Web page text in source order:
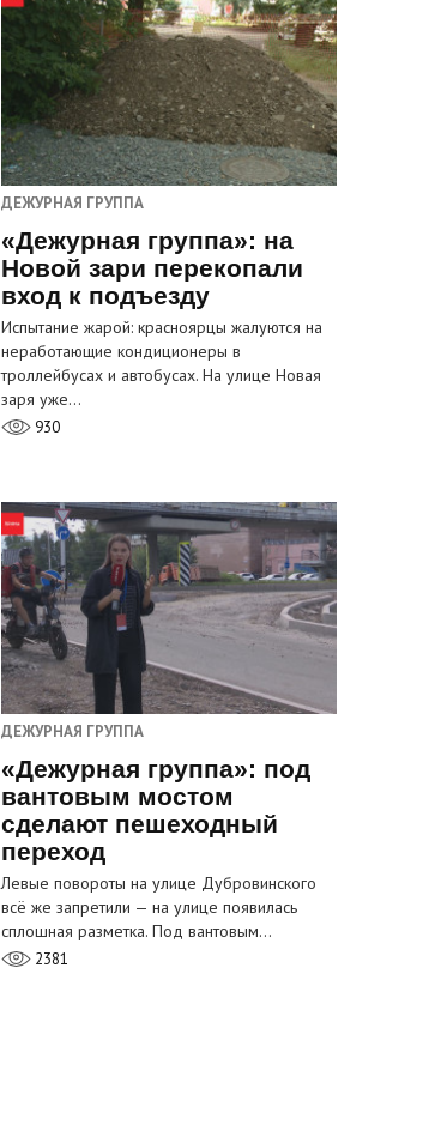
ДЕЖУРНАЯ ГРУППА
«Дежурная группа»: на
Новой зари перекопали
вход к подъезду
Испытание жарой: красноярцы жалуются на
неработающие кондиционеры в
троллейбусах и автобусах. На улице Новая
заря уже…
930
ДЕЖУРНАЯ ГРУППА
«Дежурная группа»: под
вантовым мостом
сделают пешеходный
переход
Левые повороты на улице Дубровинского
всё же запретили — на улице появилась
сплошная разметка. Под вантовым…
2381